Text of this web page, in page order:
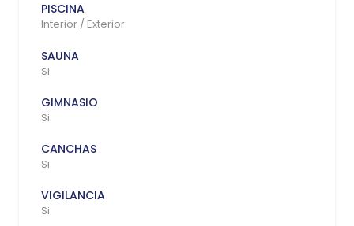
PISCINA
Interior / Exterior
SAUNA
Si
GIMNASIO
Si
CANCHAS
Si
VIGILANCIA
Si